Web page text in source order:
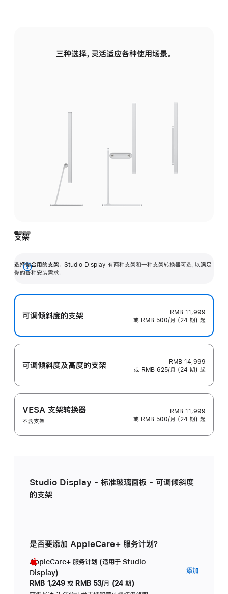
三种选择，灵活适应各种使用场景。
支架
选择你合用的支架。 Studio Display 有两种支架和一种支架转换器可选，以满足
你的各种安装需求。
展
可调倾斜度的支架
RMB 11,999
或 RMB 500/月 (24 期) 起
可调倾斜度及高‍度的支‍架
RMB 14,999
或 RMB 625/月 (24 期) 起
VESA 支架转换器
不含支架
RMB 11,999
或 RMB 500/月 (24 期) 起
Studio Display - 标准玻璃面板 - 可调倾斜度
的支架
是否要添加 AppleCare+ 服务计划？
AppleCare+ 服务计划 (适用于 Studio
Display)
RMB 1,249 或 RMB 53/月 (24 期)
添加